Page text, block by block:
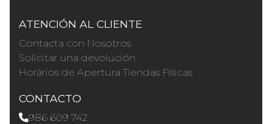
ATENCIÓN AL CLIENTE
Contacta con Nosotros
Solicitar una devolución
Horários de Apertura Tiendas Físicas
CONTACTO
986 609 742